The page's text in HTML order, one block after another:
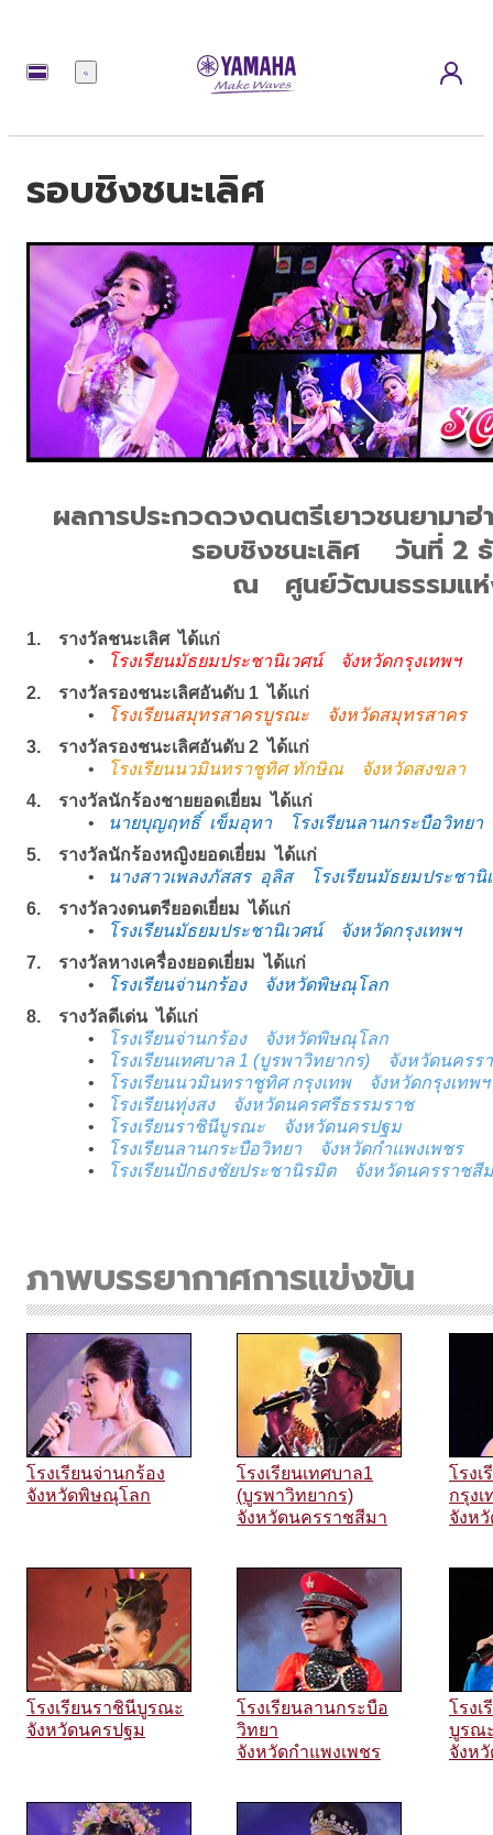
เมนู
รอบชิงชนะเลิศ
ผลการประกวดวงดนตรีเยาวชนยาม
รอบชิงชนะเลิศ วันที่ 2
ณ ศูนย์วัฒนธรรมแห่ง
1. รางวัลชนะเลิศ ได้แก่
•
โรงเรียนมัธยมประชานิเวศน์ จังหวัดกรุงเทพฯ
2. รางวัลรองชนะเลิศอันดับ 1 ได้แก่
•
โรงเรียนสมุทรสาครบูรณะ จังหวัดสมุทรสาคร
3. รางวัลรองชนะเลิศอันดับ 2 ได้แก่
•
โรงเรียนนวมินทราชูทิศ ทักษิณ จังหวัดสงขลา
4. รางวัลนักร้องชายยอดเยี่ยม ได้แก่
•
นายบุญฤทธิ์ เข็มอุทา โรงเรียนลานกระบือวิทยา
5. รางวัลนักร้องหญิงยอดเยี่ยม ได้แก่
•
นางสาวเพลงภัสสร อุลิส โรงเรียนมัธยมประชา
6. รางวัลวงดนตรียอดเยี่ยม ได้แก่
•
โรงเรียนมัธยมประชานิเวศน์ จังหวัดกรุงเทพฯ
7. รางวัลหางเครื่องยอดเยี่ยม ได้แก่
•
โรงเรียนจ่านกร้อง จังหวัดพิษณุโลก
8. รางวัลดีเด่น ได้แก่
•
โรงเรียนจ่านกร้อง จังหวัดพิษณุโลก
•
โรงเรียนเทศบาล 1 (บูรพาวิทยากร) จังหวัดนครร
•
โรงเรียนนวมินทราชูทิศ กรุงเทพ จังหวัดกรุงเทพฯ
•
โรงเรียนทุ่งสง จังหวัดนครศรีธรรมราช
•
โรงเรียนราชินีบูรณะ จังหวัดนครปฐม
•
โรงเรียนลานกระบือวิทยา จังหวัดกำแพงเพชร
•
โรงเรียนปักธงชัยประชานิรมิต จังหวัดนครราชสี
ภาพบรรยากาศการแข่งขัน
โรงเรียนจ่านกร้อง
จังหวัดพิษณุโลก
โรงเรียนเทศบาล1
(บูรพาวิทยากร)
จังหวัดนครราชสีมา
โรง
กรุงเ
จังห
โรงเรียนราชินีบูรณะ
จังหวัดนครปฐม
โรงเรียนลานกระบือ
วิทยา
จังหวัดกำแพงเพชร
โรง
บูรณ
จังห